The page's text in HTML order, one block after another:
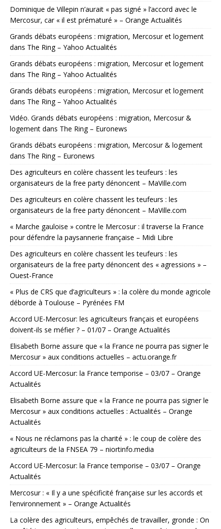
Dominique de Villepin n’aurait « pas signé » l’accord avec le
Mercosur, car « il est prématuré » – Orange Actualités
Grands débats européens : migration, Mercosur et logement
dans The Ring – Yahoo Actualités
Grands débats européens : migration, Mercosur et logement
dans The Ring – Yahoo Actualités
Grands débats européens : migration, Mercosur et logement
dans The Ring – Yahoo Actualités
Vidéo. Grands débats européens : migration, Mercosur &
logement dans The Ring – Euronews
Grands débats européens : migration, Mercosur & logement
dans The Ring – Euronews
Des agriculteurs en colère chassent les teufeurs : les
organisateurs de la free party dénoncent – MaVille.com
Des agriculteurs en colère chassent les teufeurs : les
organisateurs de la free party dénoncent – MaVille.com
« Marche gauloise » contre le Mercosur : il traverse la France
pour défendre la paysannerie française – Midi Libre
Des agriculteurs en colère chassent les teufeurs : les
organisateurs de la free party dénoncent des « agressions » –
Ouest-France
« Plus de CRS que d’agriculteurs » : la colère du monde agricole
déborde à Toulouse – Pyrénées FM
Accord UE-Mercosur: les agriculteurs français et européens
doivent-ils se méfier ? – 01/07 – Orange Actualités
Elisabeth Borne assure que « la France ne pourra pas signer le
Mercosur » aux conditions actuelles – actu.orange.fr
Accord UE-Mercosur: la France temporise – 03/07 – Orange
Actualités
Elisabeth Borne assure que « la France ne pourra pas signer le
Mercosur » aux conditions actuelles : Actualités – Orange
Actualités
« Nous ne réclamons pas la charité » : le coup de colère des
agriculteurs de la FNSEA 79 – niortinfo.media
Accord UE-Mercosur: la France temporise – 03/07 – Orange
Actualités
Mercosur : « Il y a une spécificité française sur les accords et
l’environnement » – Orange Actualités
La colère des agriculteurs, empêchés de travailler, gronde : On